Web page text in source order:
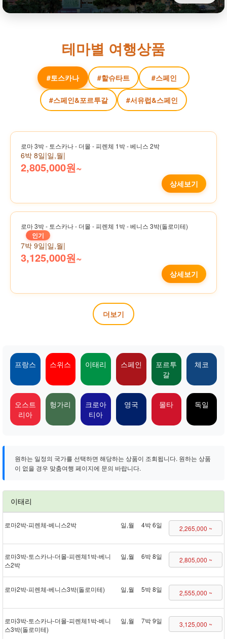
테마별 여행상품
#토스카나 #할슈타트 #스페인
#스페인&포르투갈 #서유럽&스페인
로마 3박 - 토스카나 - 더몰 - 피렌체 1박 - 베니스 2박
6박 8일|일,월|
2,805,000원~
상세보기
로마 3박 - 토스카나 - 더몰 - 피렌체 1박 - 베니스 3박(돌로미테)
인기
7박 9일|일,월|
3,125,000원~
상세보기
더보기
프랑스 스위스 이태리 스페인
포르투
갈
체코
오스트
리아
헝가리
크로아
티아
영국 몰타 독일
원하는 일정의 국가를 선택하면 해당하는 상품이 조회됩니다. 원하는 상품
이 없을 경우 맞춤여행 페이지에 문의 바랍니다.
이태리
로마 2박 - 피렌체 - 베니스 2박 일,월 4박 6일 2,265,000 ~
로마 3박 - 토스카나 - 더몰 - 피렌체 1박 - 베니
스 2박
일,월 6박 8일 2,805,000 ~
로마 2박 - 피렌체 - 베니스 3박(돌로미테) 일,월 5박 8일 2,555,000 ~
로마 3박 - 토스카나 - 더몰 - 피렌체 1박 - 베니
스 3박(돌로미테)
일,월 7박 9일 3,125,000 ~